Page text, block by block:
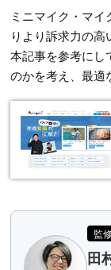
ミニマイク・マ
りより訴求力の高
本記事を参考にし
のかを考え、最適
監
田